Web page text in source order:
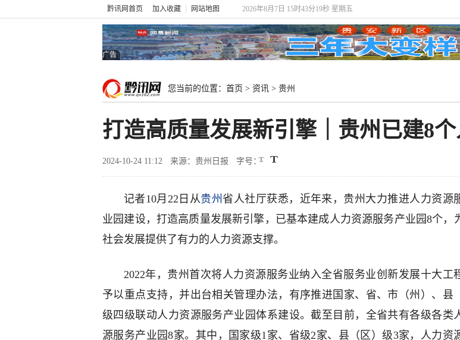
黔讯网首页 加入收藏 网站地图 2026年8月7日 15时43分20秒 星期五
广告
您当前的位置： 首页 > 资讯 > 贵州
打造高质量发展新引擎｜贵州已建8
2024-10-24 11:12 来源：贵州日报 字号：
记者10月22日从贵州省人社厅获悉，近年来，贵州大力推进人力资源
业园建设，打造高质量发展新引擎，已基本建成人力资源服务产业园8个，
社会发展提供了有力的人力资源支撑。
2022年，贵州首次将人力资源服务业纳入全省服务业创新发展十大工
予以重点支持，并出台相关管理办法，有序推进国家、省、市（州）、县
级四级联动人力资源服务产业园体系建设。截至目前，全省共有各级各类
源服务产业园8家。其中，国家级1家、省级2家、县（区）级3家，人力资